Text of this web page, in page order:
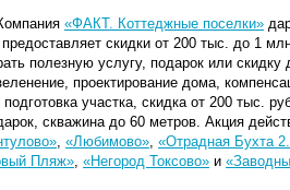
«ФАКТ. Коттеджные поселки»
скидки от 200 тыс. до 1
полезную услугу, подарок или
проектирование дома,
участка, скидка от 200 тыс.
скважина до 60 метров. Акция
, «Любимово», «Отрадная Бухта
Пляж», «Негород Токсово» и